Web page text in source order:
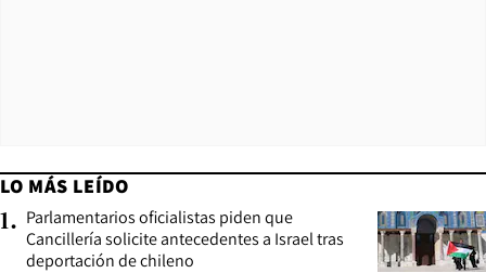
LO MÁS LEÍDO
1. Parlamentarios oficialistas piden que
Cancillería solicite antecedentes a Israel tras
deportación de chileno